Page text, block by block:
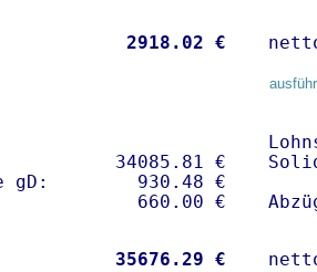
2918.02 €
34085.81 €
gD:        930.48 €
35676.29 €